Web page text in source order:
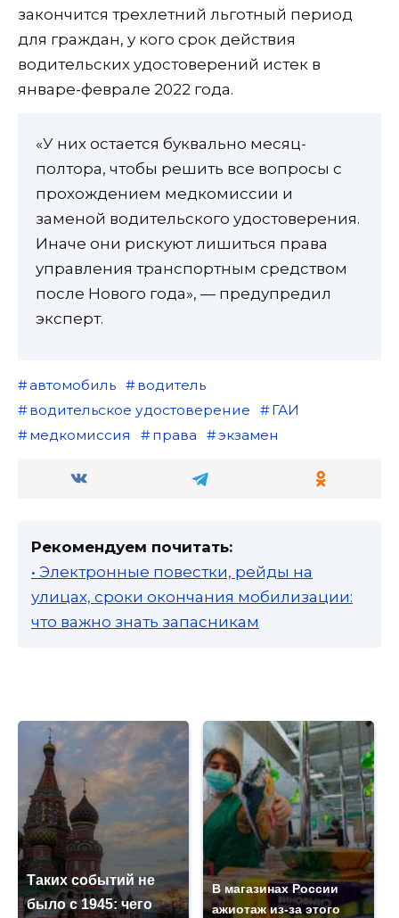
закончится трехлетний льготный период
для граждан, у кого срок действия
водительских удостоверений истек в
январе-феврале 2022 года.
«У них остается буквально месяц-
полтора, чтобы решить все вопросы с
прохождением медкомиссии и
заменой водительского удостоверения.
Иначе они рискуют лишиться права
управления транспортным средством
после Нового года», — предупредил
эксперт.
автомобиль
водитель
водительское удостоверение
ГАИ
медкомиссия
права экзамен
Рекомендуем почитать:
• Электронные повестки, рейды на
улицах, сроки окончания мобилизации:
что важно знать запасникам
Таких событий не
было с 1945: чего
В магазинах России
ажиотаж из-за этого